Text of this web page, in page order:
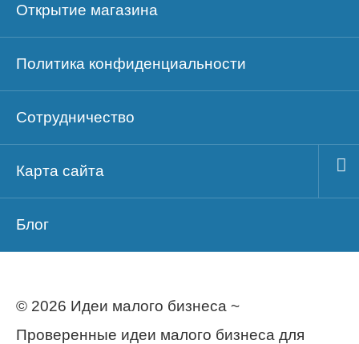
Открытие магазина
Политика конфиденциальности
Сотрудничество
Карта сайта
Блог
© 2026 Идеи малого бизнеса ~
Проверенные идеи малого бизнеса для